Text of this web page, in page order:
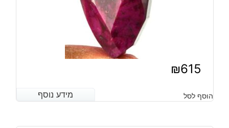
₪615
מידע נוסף הוסף לסל מידע נוסף